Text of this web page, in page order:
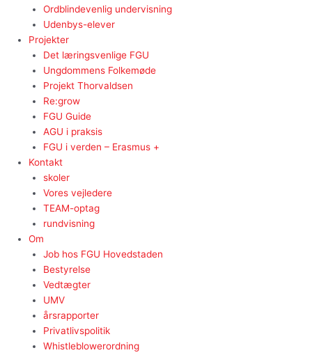
Ordblindevenlig undervisning
Udenbys-elever
Projekter
Det læringsvenlige FGU
Ungdommens Folkemøde
Projekt Thorvaldsen
Re:grow
FGU Guide
AGU i praksis
FGU i verden – Erasmus +
Kontakt
skoler
Vores vejledere
TEAM-optag
rundvisning
Om
Job hos FGU Hovedstaden
Bestyrelse
Vedtægter
UMV
årsrapporter
Privatlivspolitik
Whistleblowerordning